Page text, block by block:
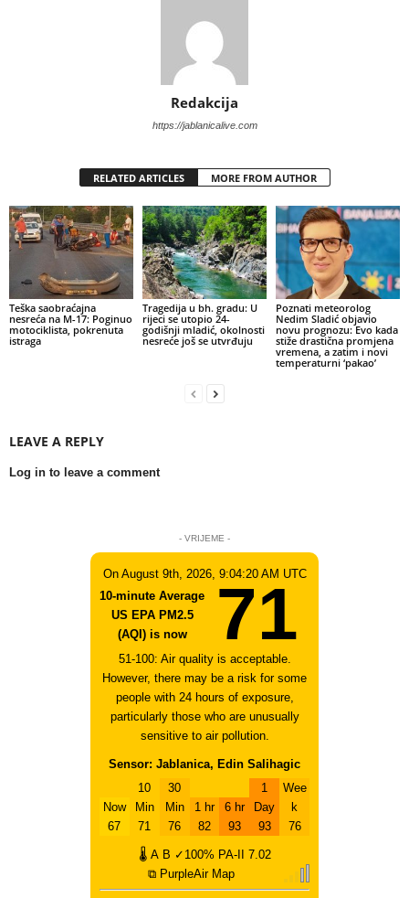
Redakcija
https://jablanicalive.com
RELATED ARTICLES MORE FROM AUTHOR
Teška saobraćajna
nesreća na M-17: Poginuo
motociklista, pokrenuta
istraga
Tragedija u bh. gradu: U
rijeci se utopio 24-
godišnji mladić, okolnosti
nesreće još se utvrđuju
Poznati meteorolog
Nedim Sladić objavio
novu prognozu: Evo kada
stiže drastična promjena
vremena, a zatim i novi
temperaturni ‘pakao’
LEAVE A REPLY
Log in to leave a comment
- VRIJEME -
On August 9th, 2026, 9:04:20 AM UTC
10-minute Average
US EPA PM2.5
(AQI) is now
71
51-100: Air quality is acceptable.
However, there may be a risk for some
people with 24 hours of exposure,
particularly those who are unusually
sensitive to air pollution.
Sensor: Jablanica, Edin Salihagic
Now
67
10
Min
71
30
Min
76
1 hr
82
6 hr
93
1
Day
93
Wee
k
76
🌡 A B ✓100% PA-II
7.02
⧉ PurpleAir Map